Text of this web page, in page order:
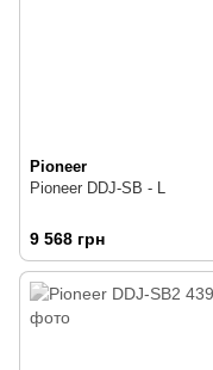
Pioneer
Pioneer DDJ-SB - L
9 568 грн